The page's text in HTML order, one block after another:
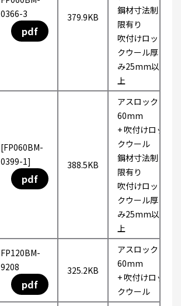
0366-3
pdf
379.9KB
鋼材寸法制
限有り
吹付けロッ
クウール厚
み25mm以
上
[FP060BM-
0399-1]
pdf
388.5KB
アスロック
60mm
+ 吹付けロッ
クウール
鋼材寸法制
限有り
吹付けロッ
クウール厚
み25mm以
上
FP120BM-
9208
pdf
325.2KB
アスロック
60mm
+ 吹付けロッ
クウール